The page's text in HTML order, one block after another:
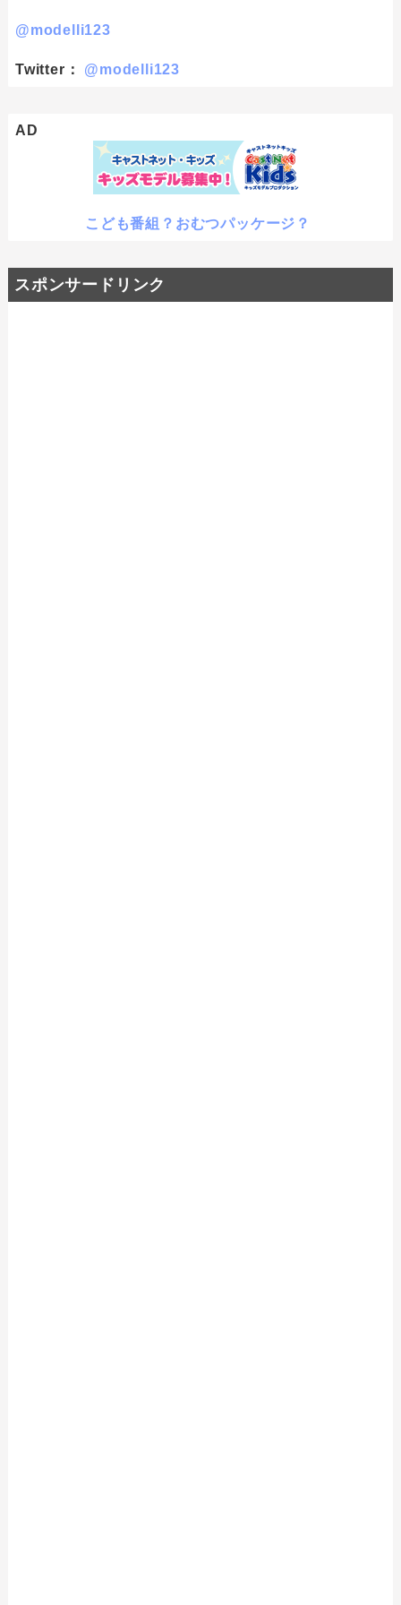
@modelli123
Twitter： @modelli123
AD
こども番組？おむつパッケージ？
スポンサードリンク